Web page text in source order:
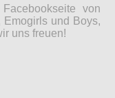
von
und Boys,
uns freuen!